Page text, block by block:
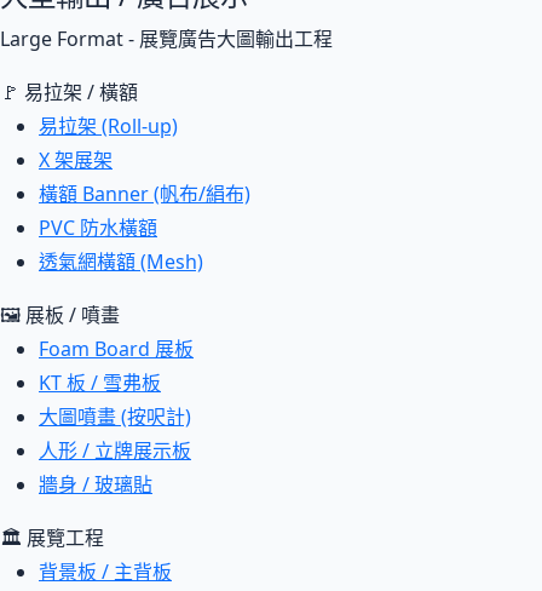
Large Format - 展覽廣告大圖輸出工程
🚩 易拉架 / 橫額
易拉架 (Roll-up)
X 架展架
橫額 Banner (帆布/絹布)
PVC 防水橫額
透氣網橫額 (Mesh)
🖼 展板 / 噴畫
Foam Board 展板
KT 板 / 雪弗板
大圖噴畫 (按呎計)
人形 / 立牌展示板
牆身 / 玻璃貼
🏛 展覽工程
背景板 / 主背板